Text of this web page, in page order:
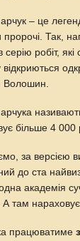
– це
пророчі. Так,
серію робіт,
відкриються
Волошин.
більше 4 000
за версією
до ста
академія
А там
працюватиме